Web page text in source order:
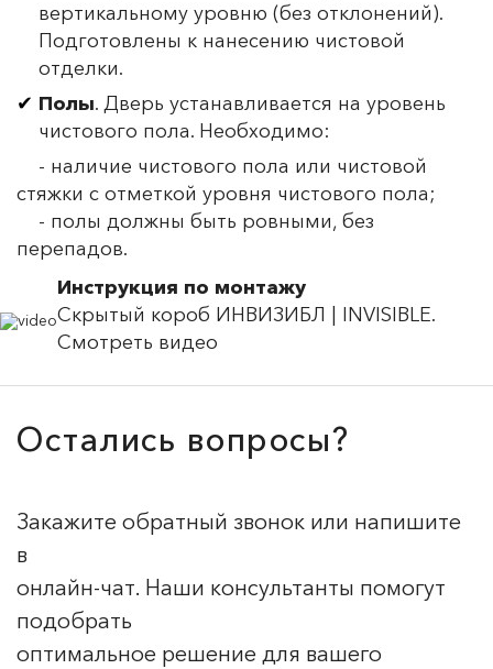
вертикальному уровню (без отклонений).
Подготовлены к нанесению чистовой
отделки.
Полы. Дверь устанавливается на уровень
чистового пола. Необходимо:
- наличие чистового пола или чистовой
стяжки с отметкой уровня чистового пола;
- полы должны быть ровными, без
перепадов.
Инструкция по монтажу
Скрытый короб ИНВИЗИБЛ | INVISIBLE.
Смотреть видео
Остались вопросы?
Закажите обратный звонок или напишите
в
онлайн-чат. Наши консультанты помогут
подобрать
оптимальное решение для вашего